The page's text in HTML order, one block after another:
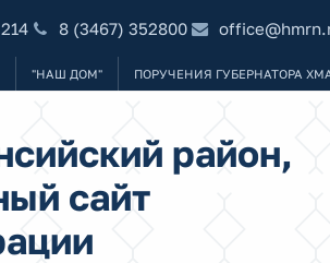
8 (3467) 352800
"НАШ ДОМ" ПОРУЧЕНИЯ ГУБЕРНАТОРА
район,
сайт